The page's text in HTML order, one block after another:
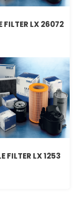
FILTER LX 26072
FILTER LX 1253